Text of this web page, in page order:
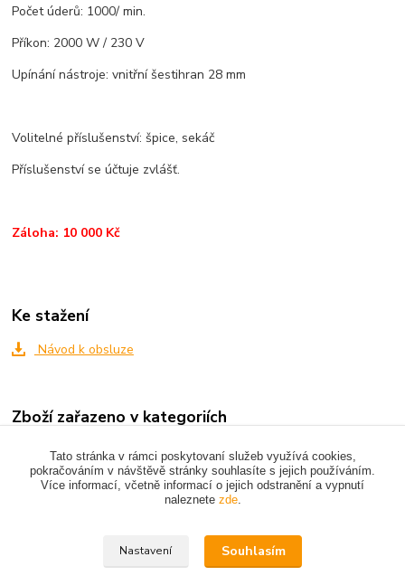
Počet úderů: 1000/ min.
Příkon: 2000 W / 230 V
Upínání nástroje: vnitřní šestihran 28 mm
Volitelné příslušenství: špice, sekáč
Příslušenství se účtuje zvlášť.
Záloha: 10 000 Kč
Ke stažení
Návod k obsluze
Zboží zařazeno v kategoriích
BOURACÍ A VRTACÍ KLADIVA
Upravit sběr cookies.
Tato stránka v rámci poskytovaní služeb využívá cookies,
pokračováním v návštěvě stránky souhlasíte s jejich používáním.
Více informací, včetně informací o jejich odstranění a vypnutí
naleznete zde.
Nastavení Souhlasím